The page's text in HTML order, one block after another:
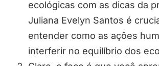
ecológicas com as dicas da
Juliana Evelyn Santos é
entender como as ações
interferir no equilíbrio dos